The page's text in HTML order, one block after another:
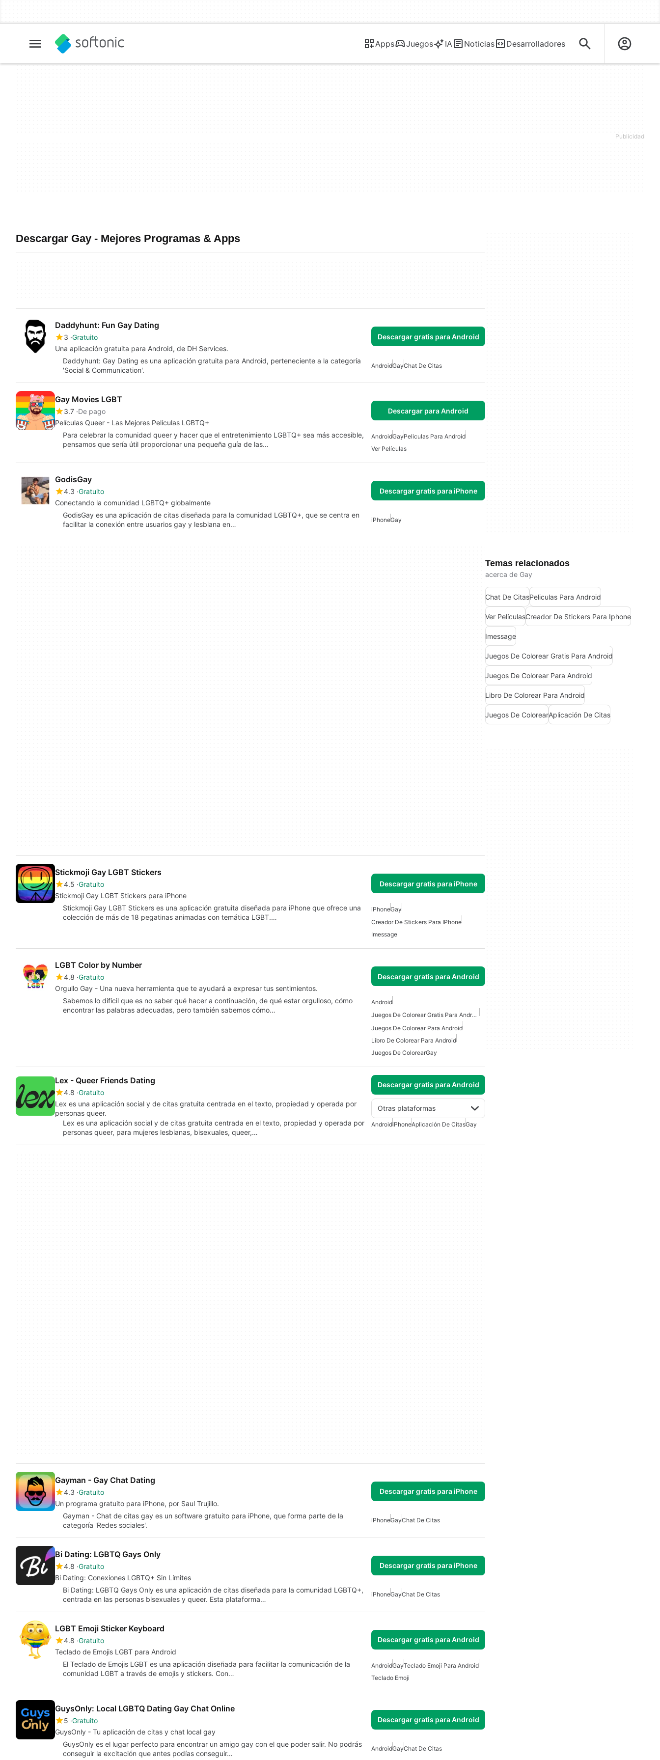
Apps Juegos IA Noticias Desarrolladores
Descargar Gay - Mejores Programas & Apps
Daddyhunt: Fun Gay Dating
3 Gratuito
Una aplicación gratuita para Android, de DH Services.
Descargar gratis para Android
Daddyhunt: Gay Dating es una aplicación gratuita para Android, perteneciente a la categoría
'Social & Communication'.
AndroidGayChat De Citas
Gay Movies LGBT
3.7 De pago
Películas Queer - Las Mejores Películas LGBTQ+
Descargar para Android
Para celebrar la comunidad queer y hacer que el entretenimiento LGBTQ+ sea más accesible,
pensamos que sería útil proporcionar una pequeña guía de las…
AndroidGayPeliculas Para Android
Ver Películas
GodisGay
4.3 Gratuito
Conectando la comunidad LGBTQ+ globalmente
Descargar gratis para iPhone
GodisGay es una aplicación de citas diseñada para la comunidad LGBTQ+, que se centra en
facilitar la conexión entre usuarios gay y lesbiana en…
iPhoneGay
Stickmoji Gay LGBT Stickers
4.5 Gratuito
Stickmoji Gay LGBT Stickers para iPhone
Descargar gratis para iPhone
Stickmoji Gay LGBT Stickers es una aplicación gratuita diseñada para iPhone que ofrece una
colección de más de 18 pegatinas animadas con temática LGBT.…
iPhoneGay
Creador De Stickers Para IPhone
Imessage
LGBT Color by Number
4.8 Gratuito
Orgullo Gay - Una nueva herramienta que te ayudará a expresar tus sentimientos.
Descargar gratis para Android
Sabemos lo difícil que es no saber qué hacer a continuación, de qué estar orgulloso, cómo
encontrar las palabras adecuadas, pero también sabemos cómo…
Android
Juegos De Colorear Gratis Para Android
Juegos De Colorear Para Android
Libro De Colorear Para Android
Juegos De ColorearGay
Lex - Queer Friends Dating
4.8 Gratuito
Lex es una aplicación social y de citas gratuita centrada en el texto, propiedad y operada por
personas queer.
Descargar gratis para Android
Otras plataformas
Lex es una aplicación social y de citas gratuita centrada en el texto, propiedad y operada por
personas queer, para mujeres lesbianas, bisexuales, queer,…
AndroidiPhoneAplicación De CitasGay
Gayman - Gay Chat Dating
4.3 Gratuito
Un programa gratuito para iPhone, por Saul Trujillo.
Descargar gratis para iPhone
Gayman - Chat de citas gay es un software gratuito para iPhone, que forma parte de la
categoría 'Redes sociales'.
iPhoneGayChat De Citas
Bi Dating: LGBTQ Gays Only
4.8 Gratuito
Bi Dating: Conexiones LGBTQ+ Sin Límites
Descargar gratis para iPhone
Bi Dating: LGBTQ Gays Only es una aplicación de citas diseñada para la comunidad LGBTQ+,
centrada en las personas bisexuales y queer. Esta plataforma…
iPhoneGayChat De Citas
LGBT Emoji Sticker Keyboard
4.8 Gratuito
Teclado de Emojis LGBT para Android
Descargar gratis para Android
El Teclado de Emojis LGBT es una aplicación diseñada para facilitar la comunicación de la
comunidad LGBT a través de emojis y stickers. Con…
AndroidGayTeclado Emoji Para Android
Teclado Emoji
GuysOnly: Local LGBTQ Dating Gay Chat Online
5 Gratuito
GuysOnly - Tu aplicación de citas y chat local gay
Descargar gratis para Android
GuysOnly es el lugar perfecto para encontrar un amigo gay con el que poder salir. No podrás
conseguir la excitación que antes podías conseguir…
AndroidGayChat De Citas
Temas relacionados
acerca de Gay
Chat De CitasPeliculas Para Android
Ver PelículasCreador De Stickers Para Iphone
Imessage
Juegos De Colorear Gratis Para Android
Juegos De Colorear Para Android
Libro De Colorear Para Android
Juegos De ColorearAplicación De Citas